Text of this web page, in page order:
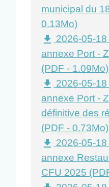
municipal du
0.13Mo)
file_download 2026-05-
annexe Port -
(PDF - 1.09Mo)
file_download 2026-05-
annexe Port -
définitive des
(PDF - 0.73Mo)
file_download 2026-05-
annexe
CFU 2025